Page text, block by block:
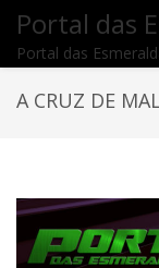
Portal das
Portal das
A CRUZ DE